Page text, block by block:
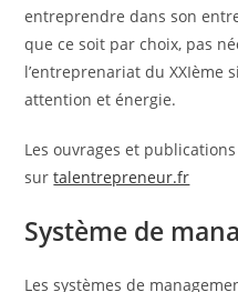
entreprendre dans son
que ce soit par choix, pas
l’entreprenariat du XXIème
attention et énergie.
Les ouvrages et
surtalentrepreneur.fr
Système de
Les systèmes de